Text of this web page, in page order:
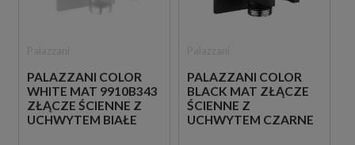
PALAZZANI COLOR
WHITE MAT 9910B343
ZŁĄCZE ŚCIENNE Z
UCHWYTEM BIAŁE
PALAZZANI COLOR
BLACK MAT ZŁĄCZE
ŚCIENNE Z
UCHWYTEM CZARNE